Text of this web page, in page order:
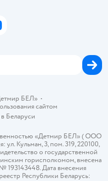
файлов cookie
карты
БЕЛ»•
сайтом
Беларуси
«Детмир БЕЛ» ( ООО
Кульман, 3, пом. 319, 220100,
о государственной
горисполкомом, внесена
193143448. Дата внесения
Республики Беларусь: